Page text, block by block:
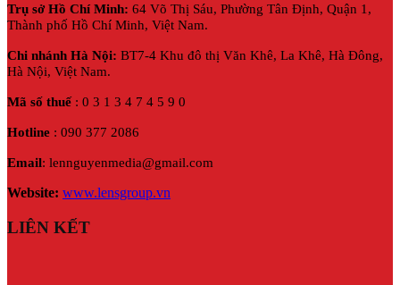
Trụ sở Hồ Chí Minh: 64 Võ Thị Sáu, Phường Tân Định, Quận 1,
Thành phố Hồ Chí Minh, Việt Nam.
Chi nhánh Hà Nội: BT7-4 Khu đô thị Văn Khê, La Khê, Hà Đông,
Hà Nội, Việt Nam.
Mã số thuế: 0 3 1 3 4 7 4 5 9 0
Hotline : 090 377 2086
Email: lennguyenmedia@gmail.com
Website: www.lensgroup.vn
LIÊN KẾT